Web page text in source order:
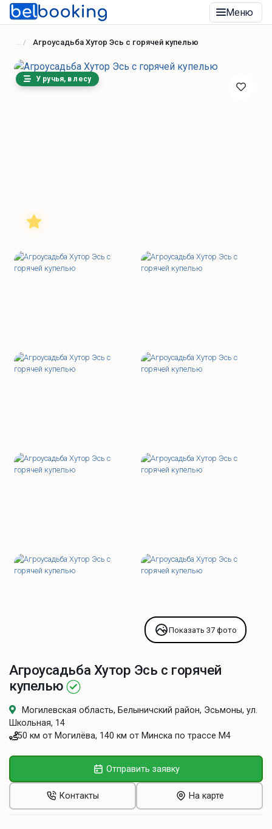
Меню
Агроусадьба Хутор Эсь с горячей купелью
У ручья, в лесу
Показать 37 фото
Агроусадьба Хутор Эсь с горячей
купелью
Могилевская область, Белыничский район, Эсьмоны, ул.
Школьная, 14
50 км от Могилёва, 140 км от Минска по трассе М4
Отправить заявку
Контакты На карте